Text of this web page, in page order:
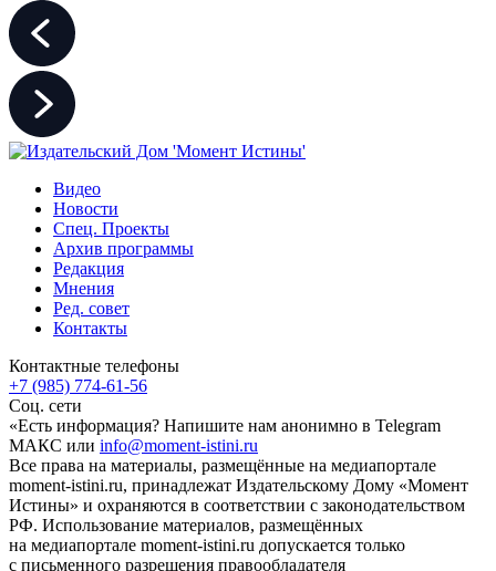
Видео
Новости
Спец. Проекты
Архив программы
Редакция
Мнения
Ред. совет
Контакты
Контактные телефоны
+7 (985) 774-61-56
Соц. сети
«Есть информация? Напишите нам анонимно в Telegram
МАКС или info@moment-istini.ru
Все права на материалы, размещённые на медиапортале
moment-istini.ru, принадлежат Издательскому Дому «Момент
Истины» и охраняются в соответствии с законодательством
РФ. Использование материалов, размещённых
на медиапортале moment-istini.ru допускается только
с письменного разрешения правообладателя